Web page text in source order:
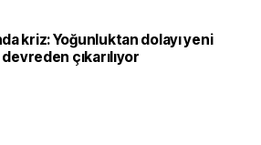
kriz: Yoğunluktan dolayı yeni
çıkarılıyor